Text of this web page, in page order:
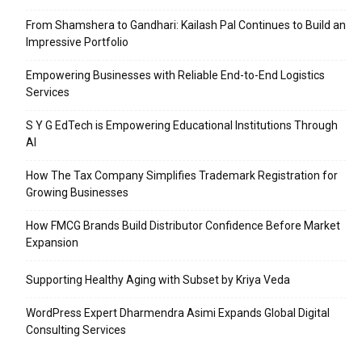
From Shamshera to Gandhari: Kailash Pal Continues to Build an
Impressive Portfolio
Empowering Businesses with Reliable End-to-End Logistics
Services
S Y G EdTech is Empowering Educational Institutions Through
AI
How The Tax Company Simplifies Trademark Registration for
Growing Businesses
How FMCG Brands Build Distributor Confidence Before Market
Expansion
Supporting Healthy Aging with Subset by Kriya Veda
WordPress Expert Dharmendra Asimi Expands Global Digital
Consulting Services